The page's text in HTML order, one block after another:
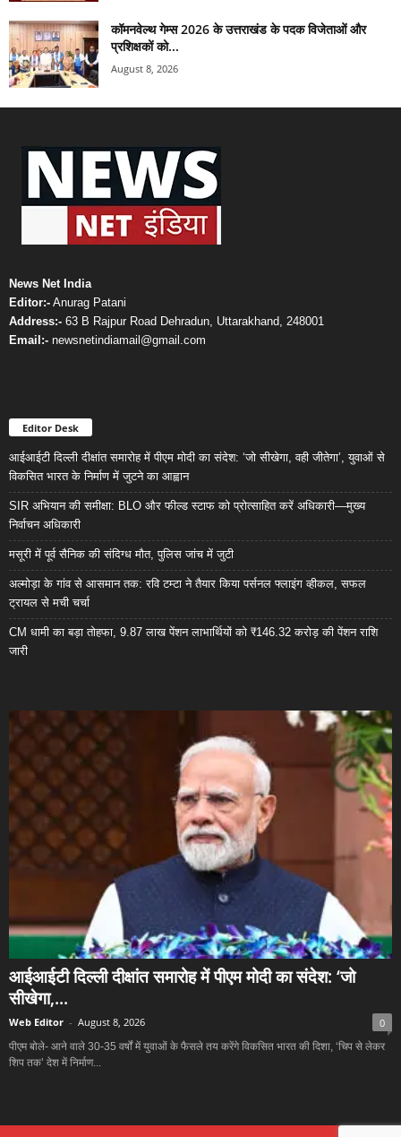
कॉमनवेल्थ गेम्स 2026 के उत्तराखंड के पदक विजेताओं और
प्रशिक्षकों को...
August 8, 2026
News Net India
Editor:- Anurag Patani
Address:- 63 B Rajpur Road Dehradun, Uttarakhand, 248001
Email:- newsnetindiamail@gmail.com
Editor Desk
आईआईटी दिल्ली दीक्षांत समारोह में पीएम मोदी का संदेश: ‘जो सीखेगा, वही जीतेगा’, युवाओं से
विकसित भारत के निर्माण में जुटने का आह्वान
SIR अभियान की समीक्षा: BLO और फील्ड स्टाफ को प्रोत्साहित करें अधिकारी—मुख्य
निर्वाचन अधिकारी
मसूरी में पूर्व सैनिक की संदिग्ध मौत, पुलिस जांच में जुटी
अल्मोड़ा के गांव से आसमान तक: रवि टम्टा ने तैयार किया पर्सनल फ्लाइंग व्हीकल, सफल
ट्रायल से मची चर्चा
CM धामी का बड़ा तोहफा, 9.87 लाख पेंशन लाभार्थियों को ₹146.32 करोड़ की पेंशन राशि
जारी
आईआईटी दिल्ली दीक्षांत समारोह में पीएम मोदी का संदेश: ‘जो
सीखेगा,...
Web Editor - August 8, 2026 0
पीएम बोले- आने वाले 30-35 वर्षों में युवाओं के फैसले तय करेंगे विकसित भारत की दिशा, ‘चिप से लेकर
शिप तक’ देश में निर्माण...